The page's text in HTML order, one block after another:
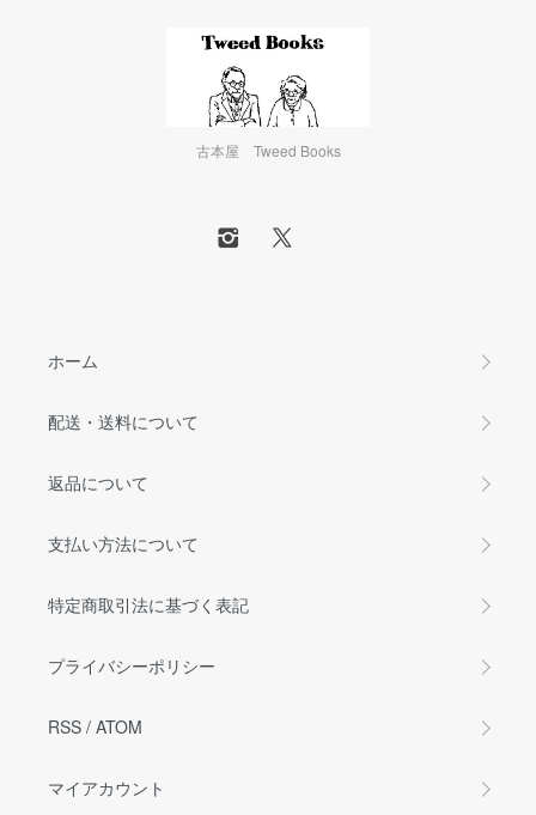
古本屋 Tweed Books
ホーム
配送・送料について
返品について
支払い方法について
特定商取引法に基づく表記
プライバシーポリシー
RSS / ATOM
マイアカウント